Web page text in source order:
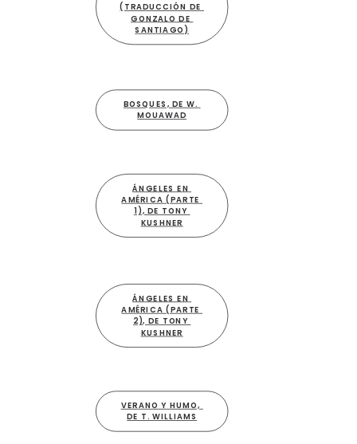
(TRADUCCIÓN DE
GONZALO DE
SANTIAGO)
BOSQUES, DE W.
MOUAWAD
ÁNGELES EN
AMÉRICA (PARTE
1), DE TONY
KUSHNER
ÁNGELES EN
AMÉRICA (PARTE
2), DE TONY
KUSHNER
VERANO Y HUMO,
DE T. WILLIAMS